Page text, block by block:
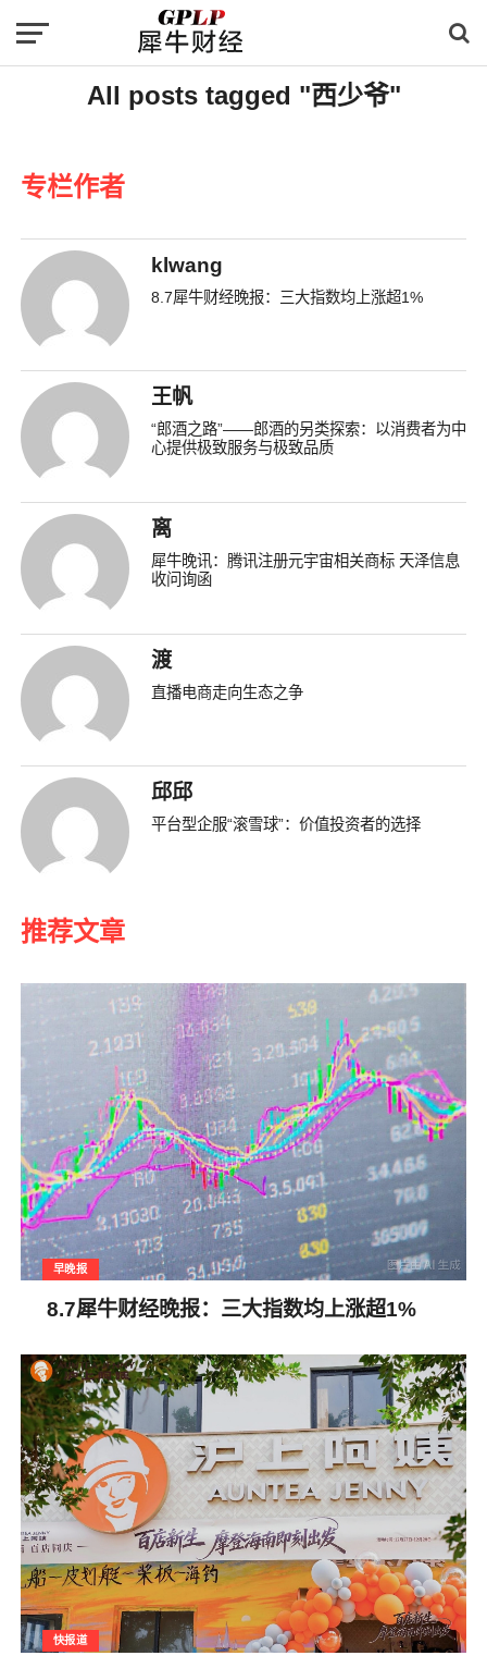
All posts tagged "西少爷"
专栏作者
klwang
8.7犀牛财经晚报：三大指数均上涨超1%
王帆
“郎酒之路”——郎酒的另类探索：以消费者为中
心提供极致服务与极致品质
离
犀牛晚讯：腾讯注册元宇宙相关商标 天泽信息
收问询函
渡
直播电商走向生态之争
邱邱
平台型企服“滚雪球”：价值投资者的选择
推荐文章
早晚报
8.7犀牛财经晚报：三大指数均上涨超1%
快报道